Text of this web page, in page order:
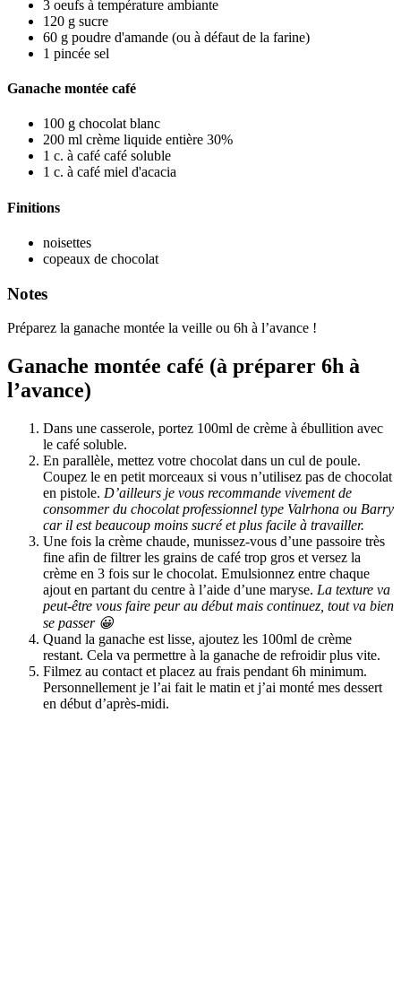
3 oeufs à température ambiante
120 g sucre
60 g poudre d'amande (ou à défaut de la farine)
1 pincée sel
Ganache montée café
100 g chocolat blanc
200 ml crème liquide entière 30%
1 c. à café café soluble
1 c. à café miel d'acacia
Finitions
noisettes
copeaux de chocolat
Notes
Préparez la ganache montée la veille ou 6h à l’avance !
Ganache montée café (à préparer 6h à
l’avance)
Dans une casserole, portez 100ml de crème à ébullition avec
le café soluble.
En parallèle, mettez votre chocolat dans un cul de poule.
Coupez le en petit morceaux si vous n’utilisez pas de chocolat
en pistole. D’ailleurs je vous recommande vivement de
consommer du chocolat professionnel type Valrhona ou Barry
car il est beaucoup moins sucré et plus facile à travailler.
Une fois la crème chaude, munissez-vous d’une passoire très
fine afin de filtrer les grains de café trop gros et versez la
crème en 3 fois sur le chocolat. Emulsionnez entre chaque
ajout en partant du centre à l’aide d’une maryse. La texture va
peut-être vous faire peur au début mais continuez, tout va bien
se passer 😀
Quand la ganache est lisse, ajoutez les 100ml de crème
restant. Cela va permettre à la ganache de refroidir plus vite.
Filmez au contact et placez au frais pendant 6h minimum.
Personnellement je l’ai fait le matin et j’ai monté mes dessert
en début d’après-midi.